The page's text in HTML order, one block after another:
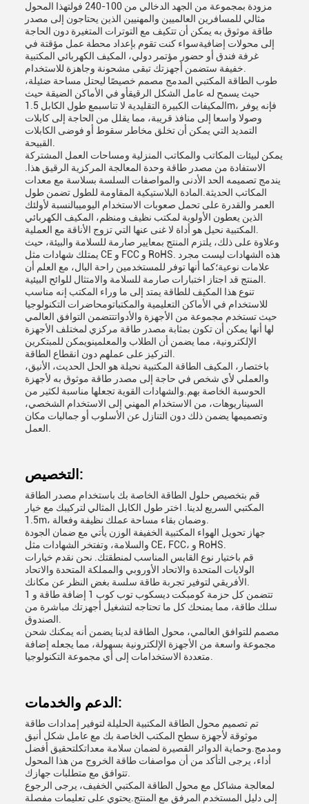
مزودة بمجموعة من الجهد الدخالي من 100-240 فولتهذا المحول
مثالي للمسافرين العالميين والمهنيين الذين يحتاجون إلى مصدر
طاقة موثوق به يمكن أن تتكيف مع التوترات المتغيرة دون الحاجة
إلى محولات إضافيةسواء كنت تقوم بإعداد محطة عمل مؤقتة في
غرفة فندق أو حضور مؤتمر دولي، المكيف الكهربائي المكتبية
طوب الطاقة المكتبي المدمج مصمم خصيصًا ليحتل مساحة ضئيلة،
حيث يسمح له عامل الشكل الرقيقأو في الأماكن الضيقة حيث
المكيفات الكبيرة التقليدية لا تناسبمع طول الكابل 1.5m، فإنه يوفر
وصولا واسعا إلى منافذ قريبة، مما يقلل من الحاجة إلى كابلات
التمديد التي يمكن أن تخلق مخاطر سقوط أو فوضى الكابلات
يمكن لبيئات المكاتب والمكاتب المنزلية ومساحات العمل المشتركة
الاستفادة من مصدر طاقة وحدة المعالجة المركزية الرقيق هذا.
يندمج تصميمه الحد الأدنى والمواصفات السلسة بسلاسة مع معدات
المكاتب الحديثة.المادة البلاستيكية المقاومة للطول تضمن طول
العمر والقدرة على تحمل صعوبات الاستخدام اليوميبالنسبة لأولئك
الذين يعطون الأولوية لمكتب نظيف ومنظم، المكيف الكهربائي
وعلاوة على ذلك، يلتزم المنتج بمعايير صارمة للسلامة والبيئة، حيث
يمتلك شهادات مثل CE و FCC و RoHS. هذه الشهادات ليست مجرد
علامات نوعية؛كما أنها توفر للمستخدمين راحة البال، مع العلم أن
تنوع هذا المكيف للطاقة يمتد إلى ما وراء المكتب إنه مناسب
للاستخدام في الأماكن التعليمية والمكتباتومحاضرات التكنولوجيا
حيث تستخدم مجموعة من الأجهزة والأدواتتتضمن التوافق العالمي
لها أنها يمكن أن تكون بمثابة مصدر طاقة مركزي لمختلف الأجهزة
الإلكترونية، مما يضمن أن الطلاب والمعلمينويمكن للمبتكرين
باختصار، المكيف الطاقة المكتبية نحيلة هو الحل الحديث، الأنيق،
والعملي لأي شخص في حاجة إلى مصدر طاقة موثوق به لأجهزة
الحوسبة الخاصة بهم.والشهادات القوية تجعلها مناسبة لكثير من
السيناريوهات، من الاستخدام المهني إلى الاستخدام الشخصي،
وتصميمها يضمن ذلك دون التنازل عن الأسلوب أو جماليات مكان
التخصيص:
قم بتخصيص حلول الطاقة الخاصة بك باستخدام مصدر الطاقة
المكتبي السريع لدينا. اختر طول الكابل المثالي لتركيبك مع خيار
جهاز تحويل الهواء المكتبية الخفيفة الوزن يأتي مع ضمان الجودة
والسلامة، وتفتخر الشهادات مثل CE، FCC، و RoHS.
قم باختيار نوع القابس المناسب لمنطقتك. نحن نقدم خيارات
الولايات المتحدة والاتحاد الأوروبي والمملكة المتحدة والاتحاد
تتضمن كل حزمة كومبكت ديسكوب توب كوب 1 إضافة طاقة و 1
سلك طاقة، مما يمنحك كل ما تحتاجه لتشغيل أجهزتك مباشرة من
مصمم للتوافق العالمي، محول الطاقة لدينا يضمن أنه يمكنك شحن
مجموعة واسعة من الأجهزة الإلكترونية بسهولة، مما يجعله إضافة
الدعم والخدمات:
تم تصميم محول الطاقة المكتبية الحليلة لتوفير إمدادات طاقة
موثوقة لأجهزة سطح المكتب الخاصة بك مع عامل شكل أنيق
ومدمج.وحماية الدوائر القصيرة لضمان سلامة معداتكلتحقيق أفضل
أداء، يرجى التأكد من أن مواصفات طاقة الخروج من هذا المحول
لمعالجة مشاكل مع محول الطاقة المكتبي الخفيف، يرجى الرجوع
إلى دليل المستخدم المرفق مع المنتج.يحتوي على تعليمات مفصلة